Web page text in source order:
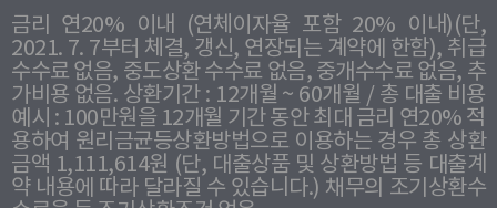
금리 연20% 이내 (연체이자율 포함 20% 이내)(단,
2021. 7. 7부터 체결, 갱신, 연장되는 계약에 한함), 취급
수수료 없음, 중도상환 수수료 없음, 중개수수료 없음, 추
가비용 없음. 상환기간 : 12개월 ~ 60개월 / 총 대출 비용
예시 : 100만원을 12개월 기간 동안 최대 금리 연20% 적
용하여 원리금균등상환방법으로 이용하는 경우 총 상환
금액 1,111,614원 (단, 대출상품 및 상환방법 등 대출계
약 내용에 따라 달라질 수 있습니다.) 채무의 조기상환수